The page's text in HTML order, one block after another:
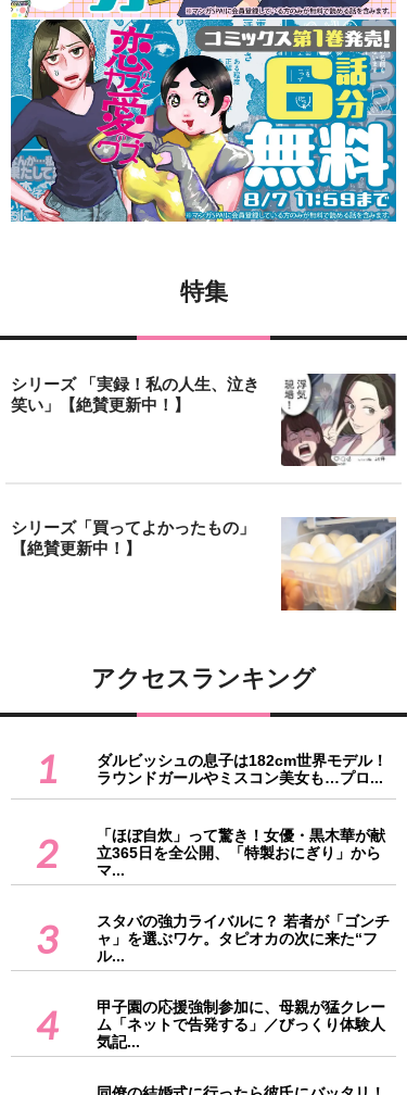
特集
シリーズ 「実録！私の人生、泣き
笑い」【絶賛更新中！】
シリーズ「買ってよかったもの」
【絶賛更新中！】
アクセスランキング
1
ダルビッシュの息子は182cm世界モデル！
ラウンドガールやミスコン美女も…プロ...
2
「ほぼ自炊」って驚き！女優・黒木華が献
立365日を全公開、「特製おにぎり」から
マ...
3
スタバの強力ライバルに？ 若者が「ゴンチ
ャ」を選ぶワケ。タピオカの次に来た“フ
ル...
4
甲子園の応援強制参加に、母親が猛クレー
ム「ネットで告発する」／びっくり体験人
気記...